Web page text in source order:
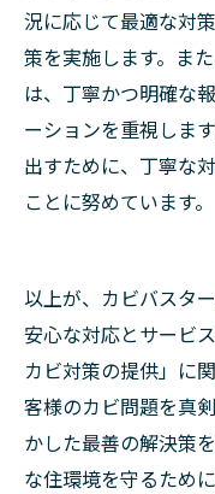
況に応じて最適な対
策を実施します。ま
は、丁寧かつ明確な
ーションを重視しま
出すために、丁寧な
ことに努めています。
以上が、カビバスタ
安心な対応とサービ
カビ対策の提供」に
客様のカビ問題を真
かした最善の解決策
な住環境を守るため